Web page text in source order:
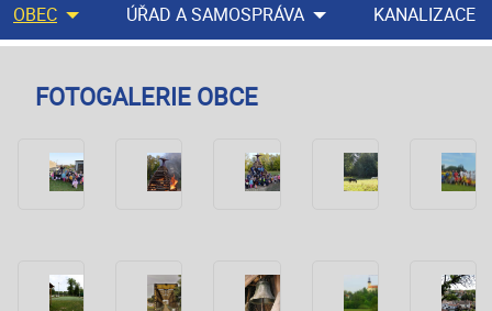
OBEC ÚŘAD A SAMOSPRÁVA KANALIZACE
FOTOGALERIE OBCE